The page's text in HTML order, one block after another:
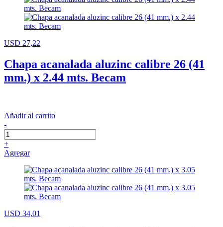
USD 27,22
Chapa acanalada aluzinc calibre 26 (41
mm.) x 2.44 mts. Becam
Añadir al carrito
-
+
Agregar
USD 34,01